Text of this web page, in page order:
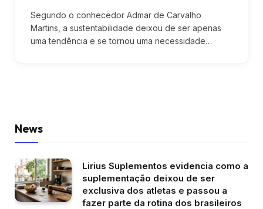
Segundo o conhecedor Admar de Carvalho
Martins, a sustentabilidade deixou de ser apenas
uma tendência e se tornou uma necessidade…
News
Lirius Suplementos evidencia como a
suplementação deixou de ser
exclusiva dos atletas e passou a
fazer parte da rotina dos brasileiros